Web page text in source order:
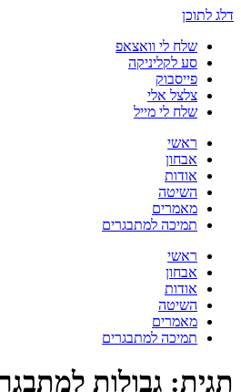
דלג לתוכן
שלח לי וואצאפ
סע לקליניקה
פייסבוק
צלצל אלי
שלח לי מייל
ראשי
אבחון
אודות
השיטה
מאמרים
תמיכה למתבגרים
ראשי
אבחון
אודות
השיטה
מאמרים
תמיכה למתבגרים
תגית: גבולות